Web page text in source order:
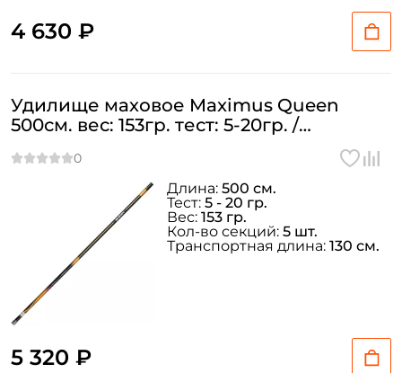
4 630 ₽
Удилище маховое Maximus Queen
500см. вес: 153гр. тест: 5-20гр. /
5 320 ₽
Длина: 500 см.
Тест: 5 - 20 гр.
Вес: 153 гр.
Кол-во секций: 5 шт.
Транспортная длина: 130 см.